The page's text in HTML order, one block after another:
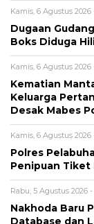
Kamis, 6 Agustus 2026
Dugaan
Boks Diduga
Kamis, 6 Agustus 2026
Kematian
Keluarga
Desak Mabes
Kamis, 6 Agustus 2026
Polres
Penipuan Tiket
Rabu, 5 Agustus 2026
Nakhoda Baru
Database dan